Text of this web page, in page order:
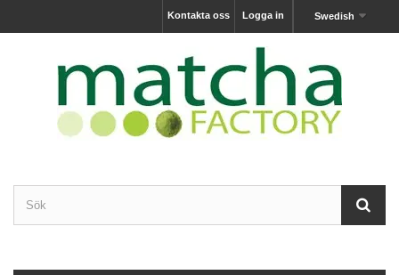
Swedish
Logga in
Kontakta oss